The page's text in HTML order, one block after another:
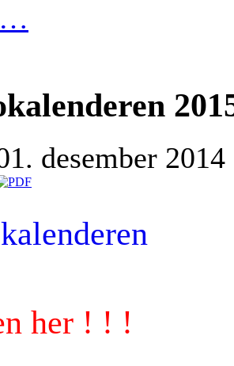
…
desember
her ! ! !